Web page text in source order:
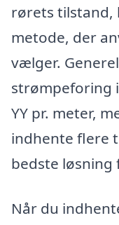
rørets tilstand,
metode, der
vælger.
strømpeforing
YY pr. meter,
indhente flere
bedste
Når du